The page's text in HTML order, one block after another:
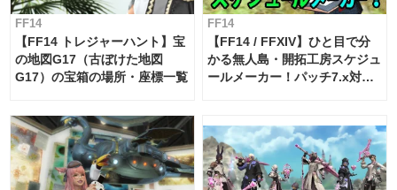
FF14
【FF14 トレジャーハント】宝
の地図G17（古ぼけた地図
G17）の宝箱の場所・座標一覧
FF14
【FF14 / FFXIV】ひと目で分
かる無人島・開拓工房スケジュ
ールメーカー！パッチ7.x対応